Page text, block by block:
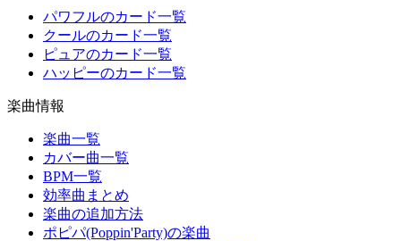
パワフルのカード一覧
クールのカード一覧
ピュアのカード一覧
ハッピーのカード一覧
楽曲情報
楽曲一覧
カバー曲一覧
BPM一覧
効率曲まとめ
楽曲の追加方法
ポピパ(Poppin'Party)の楽曲